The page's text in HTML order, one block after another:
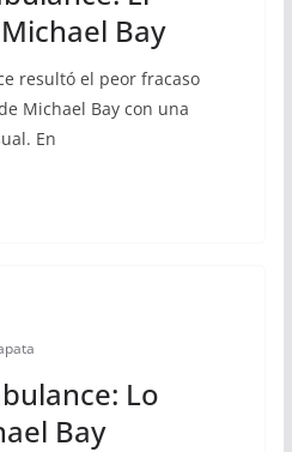
Bay
resultó el peor fracaso
Michael Bay con una
En
Lo
Bay